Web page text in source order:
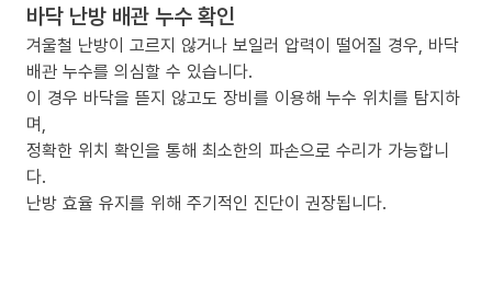
바닥 난방 배관 누수 확인
겨울철 난방이 고르지 않거나 보일러 압력이 떨어질 경우, 바닥
배관 누수를 의심할 수 있습니다.
이 경우 바닥을 뜯지 않고도 장비를 이용해 누수 위치를 탐지하
며,
정확한 위치 확인을 통해 최소한의 파손으로 수리가 가능합니
다.
난방 효율 유지를 위해 주기적인 진단이 권장됩니다.